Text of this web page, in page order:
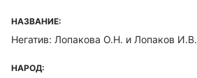
НАЗВАНИЕ:
Негатив: Лопакова О.Н. и Лопаков И.В.
НАРОД: